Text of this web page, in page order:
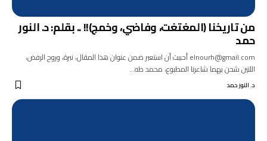
من تاريخنا (المغتغت، وفاضي، وخمج)!! .. بقلم: د. النور
حمد
elnourh@gmail.com أحببت أن استعير ضمن عنوان هذا المقال، نبرة، وروح الرفض،
اللتين شحن بهما شاعرنا المطبوع، محمد طه…
د. النور حمد